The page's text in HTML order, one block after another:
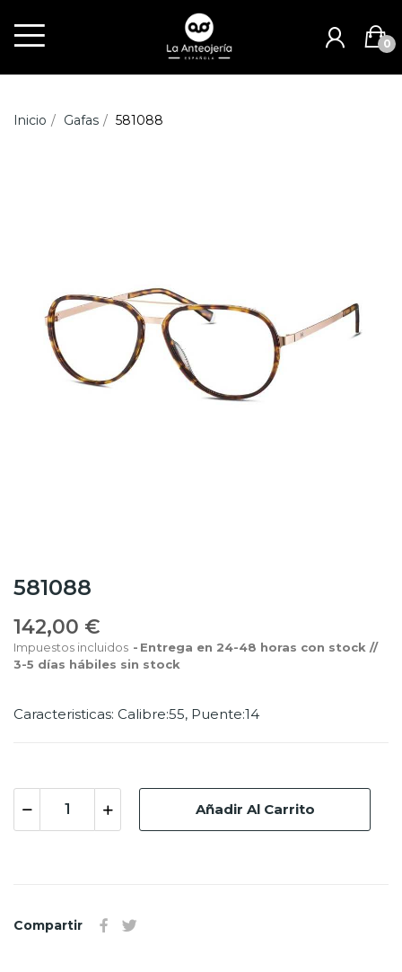
0
Inicio Gafas 581088
581088
142,00 €
Impuestos incluidos
Entrega en 24-48 horas con stock //
3-5 días hábiles sin stock
Caracteristicas: Calibre:55, Puente:14
Añadir Al Carrito
Compartir